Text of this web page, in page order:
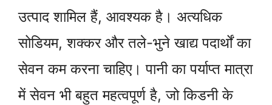
उत्पाद शामिल हैं, आवश्यक है। अत्यधिक
सोडियम, शक्कर और तले-भुने खाद्य पदार्थों का
सेवन कम करना चाहिए। पानी का पर्याप्त मात्रा
में सेवन भी बहुत महत्वपूर्ण है, जो किडनी के